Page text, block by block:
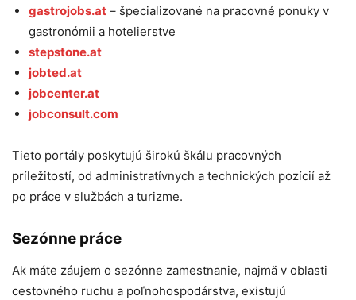
gastrojobs.at – špecializované na pracovné ponuky v
gastronómii a hotelierstve
stepstone.at
jobted.at
jobcenter.at
jobconsult.com
Tieto portály poskytujú širokú škálu pracovných
príležitostí, od administratívnych a technických pozícií až
po práce v službách a turizme.
Sezónne práce
Ak máte záujem o sezónne zamestnanie, najmä v oblasti
cestovného ruchu a poľnohospodárstva, existujú